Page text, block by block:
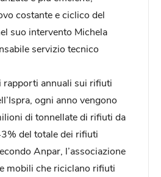
costante e ciclico del
suo intervento Michela
servizio tecnico
rapporti annuali sui rifiuti
ogni anno vengono
di tonnellate di rifiuti da
del totale dei rifiuti
Anpar, l’associazione
mobili che riciclano rifiuti